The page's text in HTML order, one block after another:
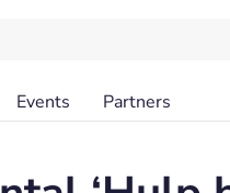
Events Partners